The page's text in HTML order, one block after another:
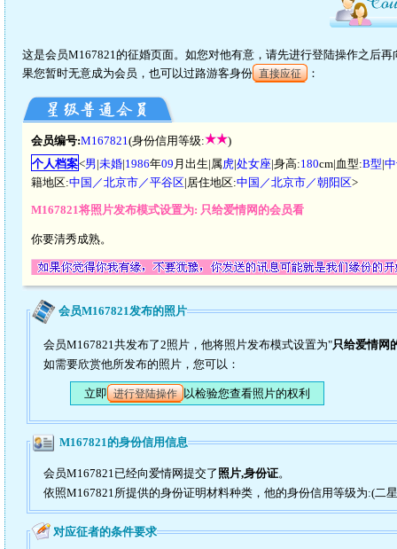
这是会员M167821的征婚页面。如您对他有意，请先进行登陆操作之后
果您暂时无意成为会员，也可以过路游客身份 直接应征 ：
会员编号:M167821(身份信用等级:
)
个人档案<男|未婚|1986年09 月出生|属虎|处女座|身高:180cm|血型:B型|
籍地区:中国／北京市／平谷区|居住地区:中国／北京市／朝阳区>
M167821将照片发布模式设置为: 只给爱情网的会员看
你要清秀成熟。
会员M167821发布的照片
会员M167821共发布了2照片，他将照片发布模式设置为"只给爱情网
如需要欣赏他所发布的照片，您可以：
立即 进行登陆操作 以检验您查看照片的权利
M167821的身份信用信息
会员M167821已经向爱情网提交了 照片,身份证。
依照M167821所提供的身份证明材料种类，他的身份信用等级为:(二
对应征者的条件要求